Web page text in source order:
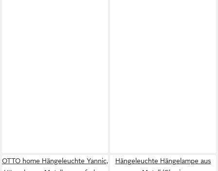
OTTO home Hängeleuchte Yannic,
Hängeleuchte Hängelampe aus